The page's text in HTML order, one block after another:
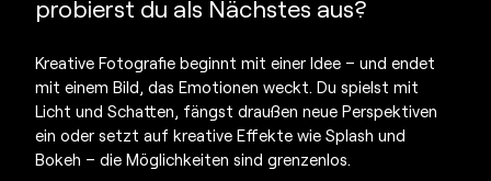
probierst du als Nächstes aus?
Kreative Fotografie beginnt mit einer Idee – und endet
mit einem Bild, das Emotionen weckt. Du spielst mit
Licht und Schatten, fängst draußen neue Perspektiven
ein oder setzt auf kreative Effekte wie Splash und
Bokeh – die Möglichkeiten sind grenzenlos.